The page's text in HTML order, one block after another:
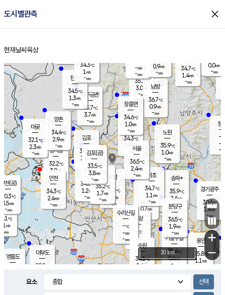
도시별관측 close
홈
현재날씨 육상
의도
℃
m/s
mm
영흥도
양주
35.3℃
3.0
-mm
과천
34.2℃
0.7m/s
- mm
용인
35.8℃
1.1 m/s
경기광주
30.6℃
1.4m/s
-mm
대부도
29.8
경서동
32.2℃
3.0m/s
-mm
파주금촌
33.7℃
3.7m/s
-mm
34.7℃
1.4m/s
-mm
대곶
32.1℃
2.3m/s
-mm
창
-
-m/
-
탄현
34.5℃
1.3m/s
-mm
0.0m/s
-mm
의왕
- ℃
m/s
mm
김포
34.1℃
1.8 m/s
mm
광명
35.2 ℃
1.6 m/s
-mm
부천
34.0℃
1.2m/s
-mm
양촌
34.4℃
2.9m/s
-mm
구로
35.2℃
1.7m/s
-mm
은평
34.3℃
0.9 m/s
- mm
노원
35.9℃
1.0m/s
-mm
송파*
35.9℃
2.6m/s
-mm
서초
34.7℃
1.1 m/s
-mm
남방
36.7℃
0.9m/s
-mm
기흥구갈
35.4℃
0.4m/s
-
수리산길
-℃
-m/s
-mm
분당구
36.5℃
1.9m/s
-mm
장흥면
34.6℃
1.0m/s
-mm
-m/s
-mm
인천(공)
30.3℃
3.5m/s
-mm
김포(공)
33.5℃
3.8m/s
-mm
수원
34.5℃
2.4 m/s
인천
34.3℃
2.4m/s
-mm
서울
36.5℃
2.4m/s
-mm
34.3℃
1 m/s
-mm
0.9m/s
-mm
+
−
20 km
요소